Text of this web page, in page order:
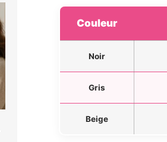
Couleur
Noir
Gris
Beige